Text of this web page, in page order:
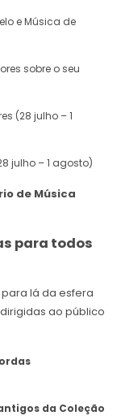
e Música de
sobre o seu
(28 julho – 1
julho – 1 agosto)
de Música
para todos
lá da esfera
ao público
da Coleção